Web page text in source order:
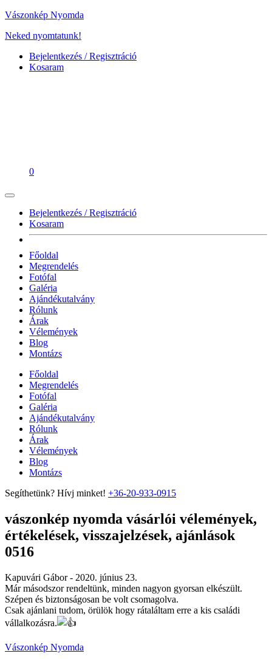
Vászonkép Nyomda
Neked nyomtatunk!
Bejelentkezés / Regisztráció
Kosaram
0
Bejelentkezés / Regisztráció
Kosaram
Főoldal
Megrendelés
Fotófal
Galéria
Ajándékutalvány
Rólunk
Árak
Vélemények
Blog
Montázs
Főoldal
Megrendelés
Fotófal
Galéria
Ajándékutalvány
Rólunk
Árak
Vélemények
Blog
Montázs
Segíthetünk? Hívj minket! +36-20-933-0915
vászonkép nyomda vásárlói vélemények,
értékelések, visszajelzések, ajánlások
0516
Kapuvári Gábor - 2020. június 23.
Már másodszor rendeltünk, minden nagyon gyorsan elkészült.
Szépen és biztonságosan be volt csomagolva.
Csak ajánlani tudom, örülök hogy rátaláltam erre a kis családi
vállalkozásra.
Vászonkép Nyomda